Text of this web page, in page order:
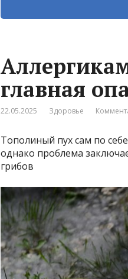
главная
22.05.2025 Здоровье
Тополиный пух сам по
однако проблема
грибов